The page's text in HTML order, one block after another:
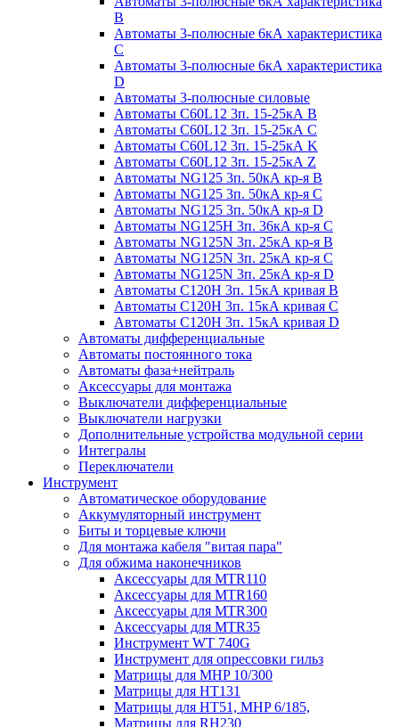
B
Автоматы 3-полюсные 6кА характеристика
C
Автоматы 3-полюсные 6кА характеристика
D
Автоматы 3-полюсные силовые
Автоматы C60L12 3п. 15-25кА B
Автоматы C60L12 3п. 15-25кА C
Автоматы C60L12 3п. 15-25кА K
Автоматы C60L12 3п. 15-25кА Z
Автоматы NG125 3п. 50кА кр-я B
Автоматы NG125 3п. 50кА кр-я C
Автоматы NG125 3п. 50кА кр-я D
Автоматы NG125H 3п. 36кА кр-я C
Автоматы NG125N 3п. 25кА кр-я B
Автоматы NG125N 3п. 25кА кр-я C
Автоматы NG125N 3п. 25кА кр-я D
Автоматы С120Н 3п. 15кА кривая B
Автоматы С120Н 3п. 15кА кривая C
Автоматы С120Н 3п. 15кА кривая D
Автоматы дифференциальные
Автоматы постоянного тока
Автоматы фаза+нейтраль
Аксессуары для монтажа
Выключатели дифференциальные
Выключатели нагрузки
Дополнительные устройства модульной серии
Интегралы
Переключатели
Инструмент
Автоматическое оборудование
Аккумуляторный инструмент
Биты и торцевые ключи
Для монтажа кабеля "витая пара"
Для обжима наконечников
Аксессуары для MTR110
Аксессуары для MTR160
Аксессуары для MTR300
Аксессуары для MTR35
Инструмент WT 740G
Инструмент для опрессовки гильз
Матрицы для MHP 10/300
Матрицы для НТ131
Матрицы для НТ51, MHP 6/185,
Матрицы для RH230